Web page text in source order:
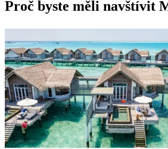
Proč byste měli navštívit